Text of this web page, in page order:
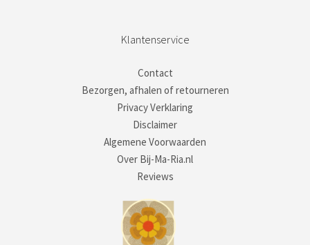
Klantenservice
Contact
Bezorgen, afhalen of retourneren
Privacy Verklaring
Disclaimer
Algemene Voorwaarden
Over Bij-Ma-Ria.nl
Reviews